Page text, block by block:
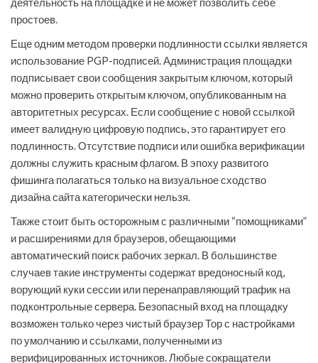
простоев.
Еще одним методом проверки подлинности ссылки является
использование PGP-подписей. Администрация площадки
подписывает свои сообщения закрытым ключом, который
можно проверить открытым ключом, опубликованным на
авторитетных ресурсах. Если сообщение с новой ссылкой
имеет валидную цифровую подпись, это гарантирует его
подлинность. Отсутствие подписи или ошибка верификации
должны служить красным флагом. В эпоху развитого
фишинга полагаться только на визуальное сходство
дизайна сайта категорически нельзя.
Также стоит быть осторожным с различными “помощниками”
и расширениями для браузеров, обещающими
автоматический поиск рабочих зеркал. В большинстве
случаев такие инструменты содержат вредоносный код,
ворующий куки сессии или перенаправляющий трафик на
подконтрольные сервера. Безопасный вход на площадку
возможен только через чистый браузер Тор с настройками
по умолчанию и ссылками, полученными из
верифицированных источников. Любые сокращатели